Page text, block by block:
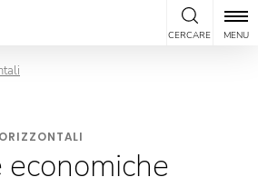
CERCARE MENU